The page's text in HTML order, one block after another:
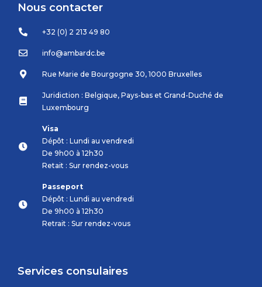
Nous contacter
+32 (0) 2 213 49 80
info@ambardc.be
Rue Marie de Bourgogne 30, 1000 Bruxelles
Juridiction : Belgique, Pays-bas et Grand-Duché de
Luxembourg
Visa
Dépôt : Lundi au vendredi
De 9h00 à 12h30
Retait : Sur rendez-vous
Passeport
Dépôt : Lundi au vendredi
De 9h00 à 12h30
Retrait : Sur rendez-vous
Services consulaires